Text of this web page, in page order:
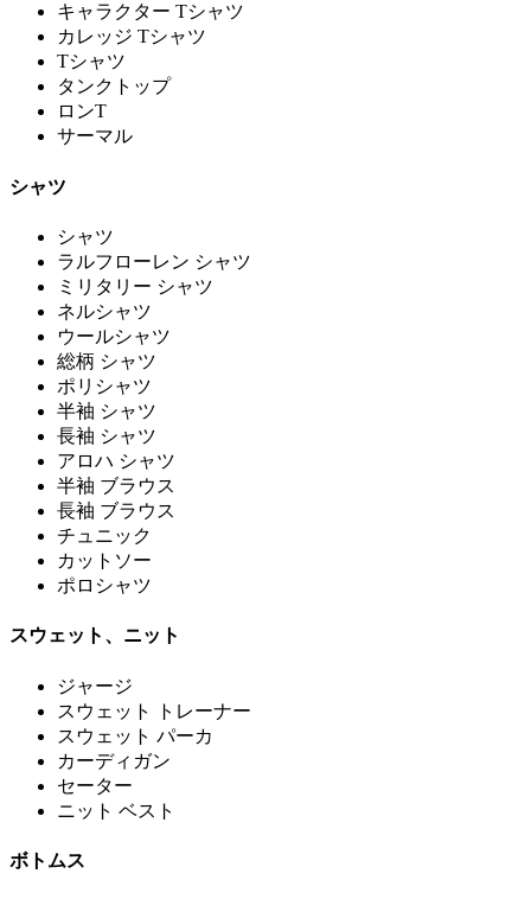
キャラクター Tシャツ
カレッジ Tシャツ
Tシャツ
タンクトップ
ロンT
サーマル
シャツ
シャツ
ラルフローレン シャツ
ミリタリー シャツ
ネルシャツ
ウールシャツ
総柄 シャツ
ポリシャツ
半袖 シャツ
長袖 シャツ
アロハ シャツ
半袖 ブラウス
長袖 ブラウス
チュニック
カットソー
ポロシャツ
スウェット、ニット
ジャージ
スウェット トレーナー
スウェット パーカ
カーディガン
セーター
ニット ベスト
ボトムス